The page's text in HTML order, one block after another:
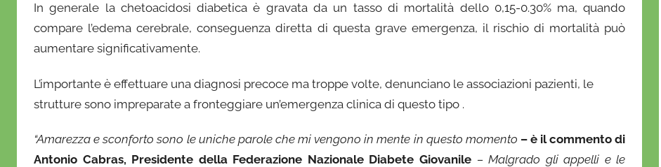
O
n
f
r
o
In generale la chetoacidosi diabetica è gravata da un tasso di mortalità dello 0,15-0.30% ma, quando
compare l’edema cerebrale, conseguenza diretta di questa grave emergenza, il rischio di mortalità può
aumentare significativamente.
L’importante è effettuare una diagnosi precoce ma troppe volte, denunciano le associazioni pazienti, le
strutture sono impreparate a fronteggiare un’emergenza clinica di questo tipo .
“Amarezza e sconforto sono le uniche parole che mi vengono in mente in questo momento – è il commento di
Antonio Cabras, Presidente della Federazione Nazionale Diabete Giovanile – Malgrado gli appelli e le